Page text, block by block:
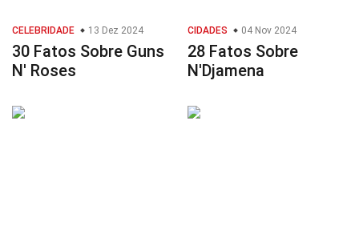
CELEBRIDADE 13 Dez 2024
30 Fatos Sobre Guns
N' Roses
CIDADES 04 Nov 2024
28 Fatos Sobre
N'Djamena